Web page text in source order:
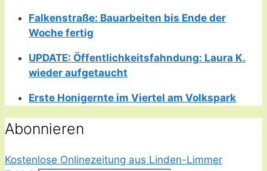
Falkenstraße: Bauarbeiten bis Ende der
Woche fertig
UPDATE: Öffentlichkeitsfahndung: Laura K.
wieder aufgetaucht
Erste Honigernte im Viertel am Volkspark
Abonnieren
Kostenlose Onlinezeitung aus Linden-Limmer